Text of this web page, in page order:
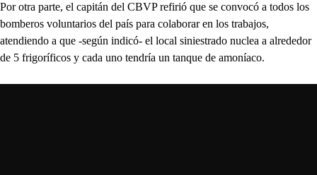
Por otra parte, el capitán del CBVP refirió que se convocó a todos los
bomberos voluntarios del país para colaborar en los trabajos,
atendiendo a que -según indicó- el local siniestrado nuclea a alrededor
de 5 frigoríficos y cada uno tendría un tanque de amoníaco.